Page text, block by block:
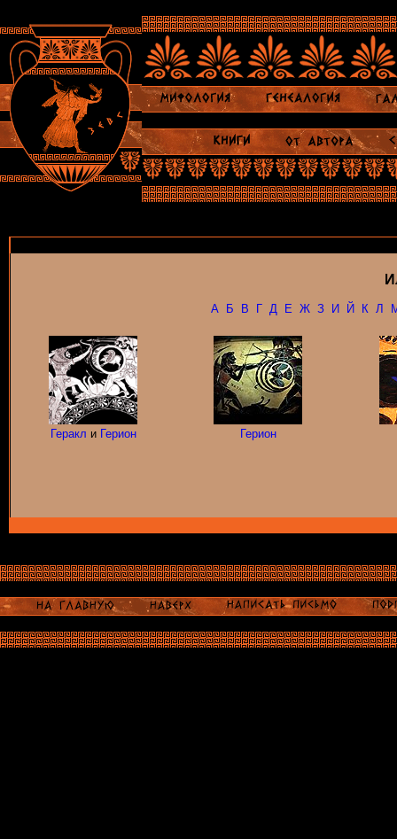
А Б В Г Д Е Ж З И Й К Л
Геракл и Герион Герион